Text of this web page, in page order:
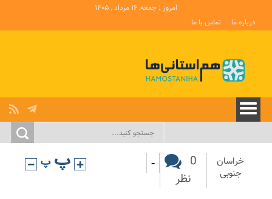
امروز : جمعه, ۱۶ مرداد , ۱۴۰۵
درباره ما
تماس با ما
خراسان
جنوبی
0
نظر
-